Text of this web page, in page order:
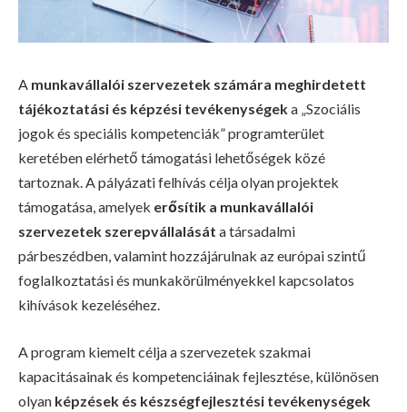
A munkavállalói szervezetek számára meghirdetett
tájékoztatási és képzési tevékenységeka „Szociális
jogok és speciális kompetenciák” programterület
keretében elérhető támogatási lehetőségek közé
tartoznak. A pályázati felhívás célja olyan projektek
támogatása, amelyek erősítik a munkavállalói
szervezetek szerepvállalását a társadalmi
párbeszédben, valamint hozzájárulnak az európai szintű
foglalkoztatási és munkakörülményekkel kapcsolatos
kihívások kezeléséhez.
A program kiemelt célja a szervezetek szakmai
kapacitásainak és kompetenciáinak fejlesztése, különösen
olyan képzések és készségfejlesztési tevékenységek